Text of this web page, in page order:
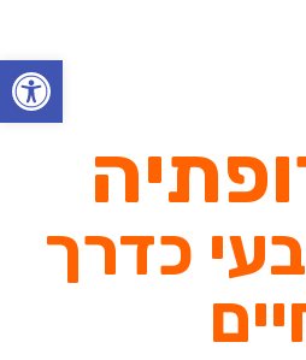
פתח
כדרך